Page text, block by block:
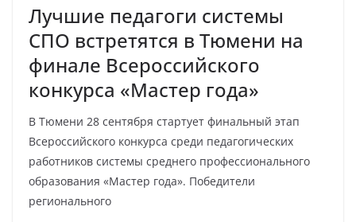
Лучшие педагоги системы
СПО встретятся в Тюмени на
финале Всероссийского
конкурса «Мастер года»
В Тюмени 28 сентября стартует финальный этап
Всероссийского конкурса среди педагогических
работников системы среднего профессионального
образования «Мастер года». Победители
регионального